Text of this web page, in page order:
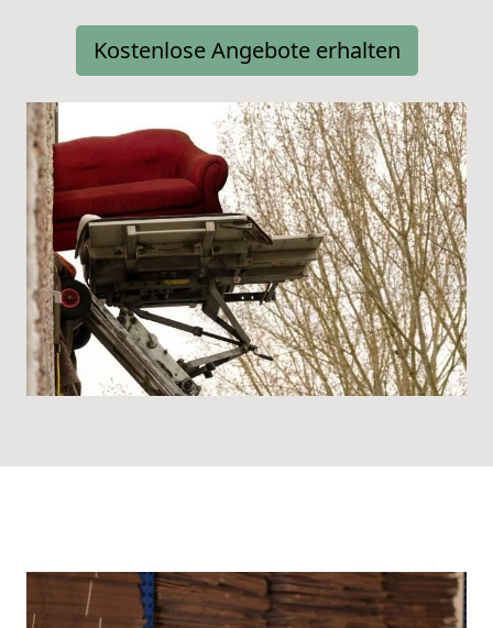
Kostenlose Angebote erhalten